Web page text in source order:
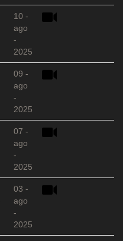
10 -
ago
-
2025
09 -
ago
-
2025
07 -
ago
-
2025
03 -
ago
-
2025